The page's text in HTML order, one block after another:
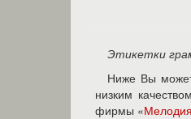
Этикетки
Ниже Вы
низким
фирмы «Мелодия